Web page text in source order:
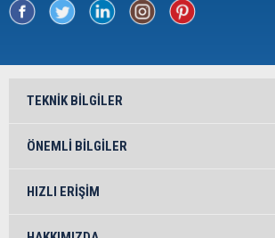
TEKNIK BILGILER
ÖNEMLI BILGILER
HIZLI ERIŞIM